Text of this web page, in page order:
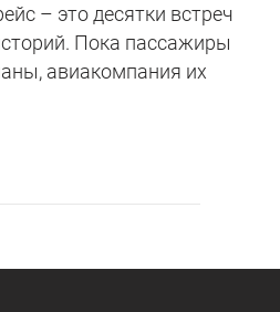
– это десятки встреч
Пока пассажиры
авиакомпания их